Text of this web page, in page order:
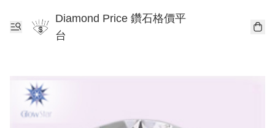
Diamond Price 鑽石格價平
台